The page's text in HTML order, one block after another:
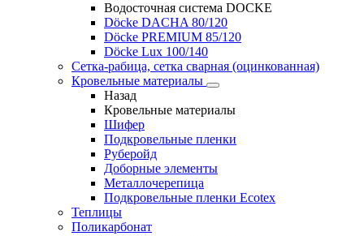
Водосточная система DOCKE
Döсkе DACHA 80/120
Döcke PREMIUM 85/120
Döсkе Luх 100/140
Сетка-рабица, сетка сварная (оцинкованная)
Кровельные материалы
Назад
Кровельные материалы
Шифер
Подкровельные пленки
Руберойд
Доборные элементы
Металлочерепица
Подкровельные пленки Ecotex
Теплицы
Поликарбонат